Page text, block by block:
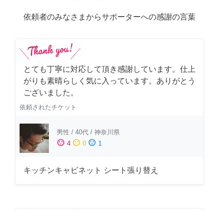
依頼者のみなさまからサポーターへの感謝の言葉
とても丁寧に対応して頂き感謝しています。仕上
がりも素晴らしく気に入っています。ありがとう
ございました。
依頼されたチケット
男性 / 40代 / 神奈川県
sentiment_satisfied 4 sentiment_neutral 0 sentiment_dissatisfied 1
キッチンキャビネット シート張り替え